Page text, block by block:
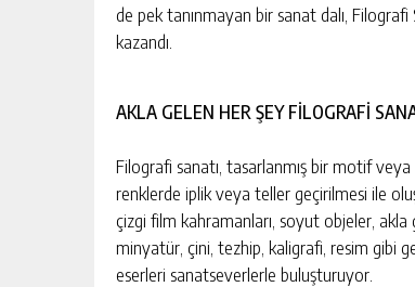
de pek tanınmayan bir sanat dalı,
kazandı.
AKLA GELEN HER ŞEY FİLOGRAFİ
Filografi sanatı, tasarlanmış bir motif
renklerde iplik veya teller geçirilmesi ile
çizgi film kahramanları, soyut objeler, akla
minyatür, çini, tezhip, kaligrafi, resim gibi
eserleri sanatseverlerle buluşturuyor.